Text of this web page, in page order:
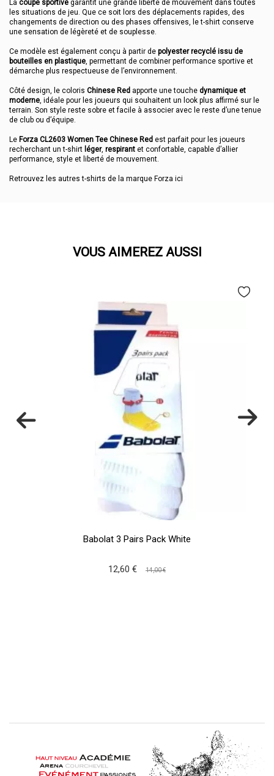
La coupe sportive garantit une grande liberté de mouvement dans toutes
les situations de jeu. Que ce soit lors des déplacements rapides, des
changements de direction ou des phases offensives, le t-shirt conserve
une sensation de légèreté et de souplesse.
Ce modèle est également conçu à partir de polyester recyclé issu de
bouteilles en plastique, permettant de combiner performance sportive et
démarche plus respectueuse de l’environnement.
Côté design, le coloris Chinese Red apporte une touche dynamique et
moderne, idéale pour les joueurs qui souhaitent un look plus affirmé sur le
terrain. Son style reste sobre et facile à associer avec le reste d’une tenue
de club ou d’équipe.
Le Forza CL2603 Women Tee Chinese Red est parfait pour les joueurs
recherchant un t-shirt léger, respirant et confortable, capable d’allier
performance, style et liberté de mouvement.
Retrouvez les autres t-shirts de la marque Forza ici
VOUS AIMEREZ AUSSI
Babolat 3 Pairs Pack White
12,60 € 14,00 €